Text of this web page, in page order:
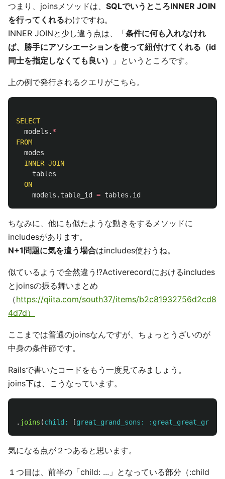
つまり、joinsメソッドは、 SQLでいうところINNER JOIN
を行ってくれるわけですね。
INNER JOINと少し違う点は、「条件に何も入れなけれ
ば、勝手にアソシエーションを使って紐付けてくれる（id
同士を指定しなくても良い）
」というところです。
上の例で発行されるクエリがこちら。
SELECT
models . *
FROM
modes
INNER JOIN
tables
ON
models . table_id = tables . id
ちなみに、他にも似たような動きをするメソッドに
includesがあります。
N+1問題に気を遣う場合はincludes使おうね。
似ているようで全然違う!?Activerecordにおけるincludes
とjoinsの振る舞いまとめ
（https://qiita.com/south37/items/b2c81932756d2cd8
4d7d）
ここまでは普通のjoinsなんですが、ちょっとうざいのが
中身の条件節です。
Railsで書いたコードをもう一度見てみましょう。
joins下は、こうなっています。
. joins (child: [great_grand_sons:
気になる点が２つあると思います。
１つ目は、前半の「child: ...」となっている部分（:child